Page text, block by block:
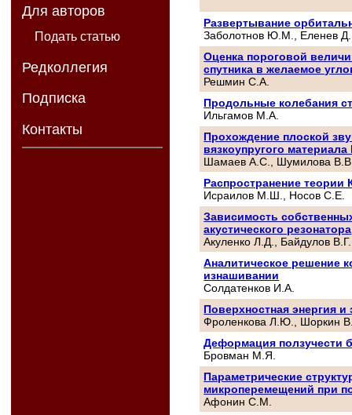
Для авторов
Подать статью
Редколлегия
Подписка
Контакты
Развертывание
Заболотнов Ю.М., Еленев
Оценка пороговой
спутника в желаемое
Решмин С.А.
Продольные колебания
Ильгамов М.А.
Прохождение плоской
вязкоупругого
Шамаев А.С., Шумилова
Распространение теории
Исраилов М.Ш., Носов С.Е.
Зависимость
акустического резонатора
Акуленко Л.Д., Байдулов
Аналитическое решение
изнашивании
Солдатенков И.А.
Поверхностная энергия и
Фроленкова Л.Ю., Шоркин
Деформация ползучести
Бровман М.Я.
Параметрические
микроперемещений при
Афонин С.М.